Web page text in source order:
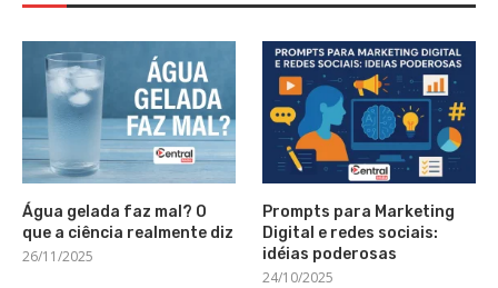
Água gelada faz mal? O
que a ciência realmente diz
26/11/2025
Prompts para Marketing
Digital e redes sociais:
idéias poderosas
24/10/2025